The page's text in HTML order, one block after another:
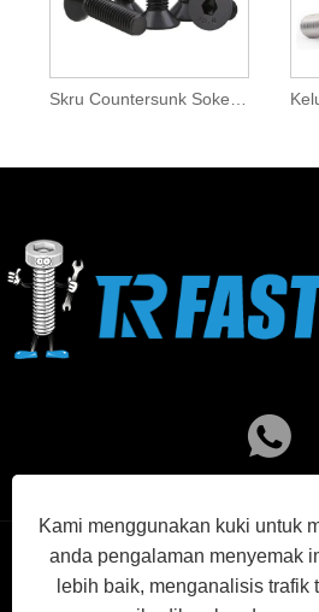
Kami menggunakan kuki untuk
anda pengalaman menyemak
lebih baik, menganalisis trafik
Links Sitemap RSS